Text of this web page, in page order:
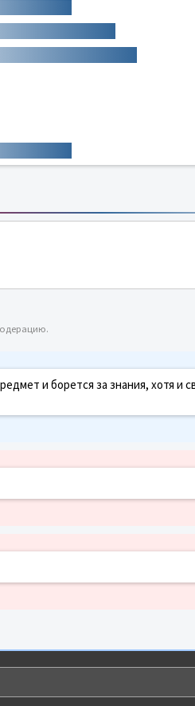
и борется за знания, хотя и